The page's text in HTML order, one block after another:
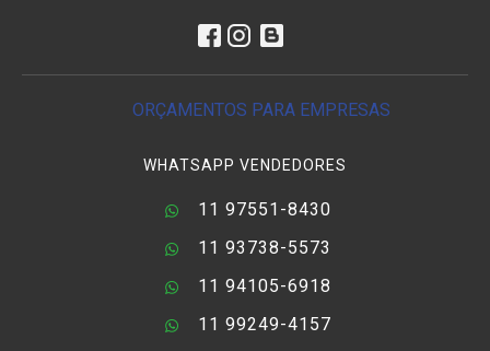
ORÇAMENTOS PARA EMPRESAS
WHATSAPP VENDEDORES
11 97551-8430
11 93738-5573
11 94105-6918
11 99249-4157